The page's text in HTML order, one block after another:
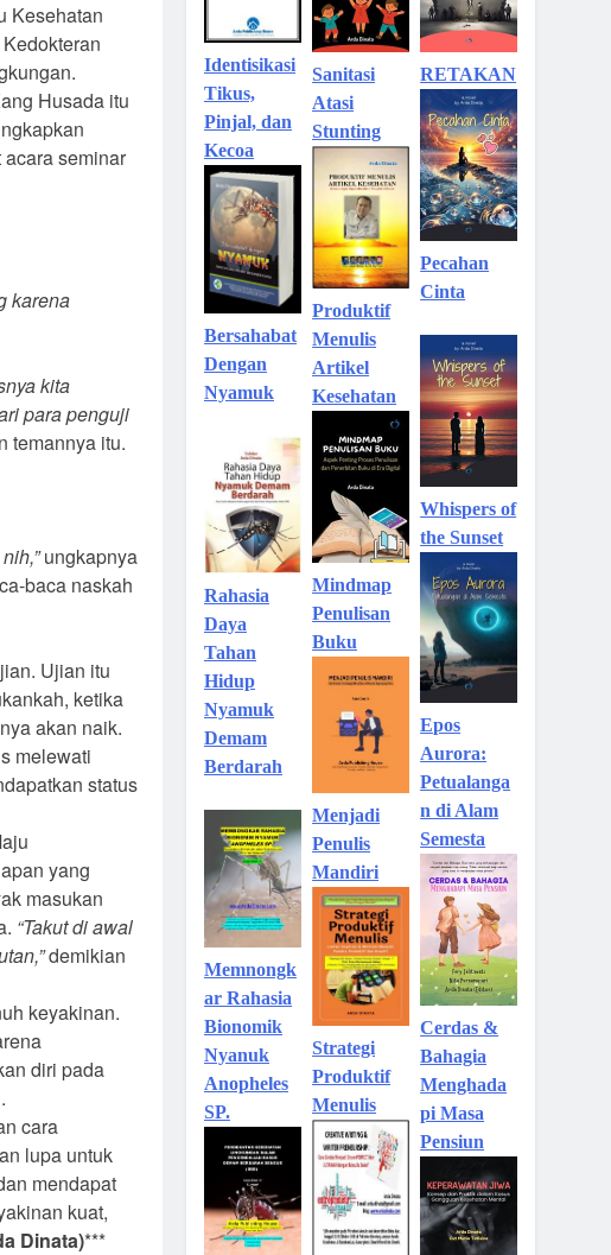
Kesehatan
Husada itu
seminar
karena
kita
para penguji
temannya itu.
ungkapnya
baca naskah
Ujian itu
ketika
akan naik.
melewati
status
yang
masukan
“Takut di awal
demikian
keyakinan.
diri pada
cara
lupa untuk
mendapat
kuat,
Dinata)***
Identisikasi
Tikus,
Pinjal, dan
Kecoa
Bersahabat
Dengan
Nyamuk
Rahasia
Daya
Tahan
Hidup
Nyamuk
Demam
Berdarah
Memnongk
ar Rahasia
Bionomik
Nyanuk
Anopheles
SP.
Sanitasi
Atasi
Stunting
Produktif
Menulis
Artikel
Kesehatan
Mindmap
Penulisan
Buku
Menjadi
Penulis
Mandiri
Strategi
Produktif
Menulis
RETAKAN
Pecahan
Cinta
Whispers of
the Sunset
Epos
Aurora:
Petualanga
n di Alam
Semesta
Cerdas &
Bahagia
Menghada
pi Masa
Pensiun